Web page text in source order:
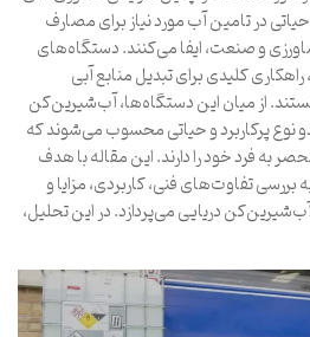
در تامین آب مورد نیاز برای مصارف
و صنعت، ایفا می‌کنند. دستگاه‌های
کلیدی برای تبدیل منابع آبی
از میان این دستگاه‌ها، آب‌شیرین‌کن
پرکاربرد و حیاتی محسوب می‌شوند که
به فرد خود را دارند. این مقاله با هدف
بررسی تفاوت‌های فنی، کاربردی، مزایا و
دریایی می‌پردازد. در این تحلیل،